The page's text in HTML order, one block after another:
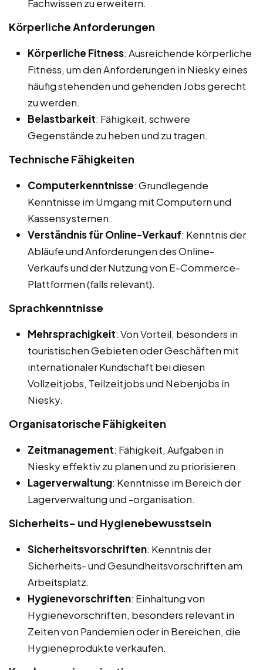
Fachwissen zu erweitern.
Körperliche Anforderungen
Körperliche Fitness: Ausreichende körperliche
Fitness, um den Anforderungen in Niesky eines
häufig stehenden und gehenden Jobs gerecht
zu werden.
Belastbarkeit: Fähigkeit, schwere
Gegenstände zu heben und zu tragen.
Technische Fähigkeiten
Computerkenntnisse: Grundlegende
Kenntnisse im Umgang mit Computern und
Kassensystemen.
Verständnis für Online-Verkauf: Kenntnis der
Abläufe und Anforderungen des Online-
Verkaufs und der Nutzung von E-Commerce-
Plattformen (falls relevant).
Sprachkenntnisse
Mehrsprachigkeit: Von Vorteil, besonders in
touristischen Gebieten oder Geschäften mit
internationaler Kundschaft bei diesen
Vollzeitjobs, Teilzeitjobs und Nebenjobs in
Niesky.
Organisatorische Fähigkeiten
Zeitmanagement: Fähigkeit, Aufgaben in
Niesky effektiv zu planen und zu priorisieren.
Lagerverwaltung: Kenntnisse im Bereich der
Lagerverwaltung und -organisation.
Sicherheits- und Hygienebewusstsein
Sicherheitsvorschriften: Kenntnis der
Sicherheits- und Gesundheitsvorschriften am
Arbeitsplatz.
Hygienevorschriften: Einhaltung von
Hygienevorschriften, besonders relevant in
Zeiten von Pandemien oder in Bereichen, die
Hygieneprodukte verkaufen.